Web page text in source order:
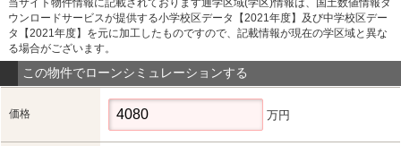
当サイト物件情報に記載されております通学区域(学区)情報は、国土数値情報ダ
ウンロードサービスが提供する小学校区データ【2021年度】及び中学校区デー
タ【2021年度】を元に加工したものですので、記載情報が現在の学区域と異な
る場合がございます。
この物件でローンシミュレーションする
価格 万円